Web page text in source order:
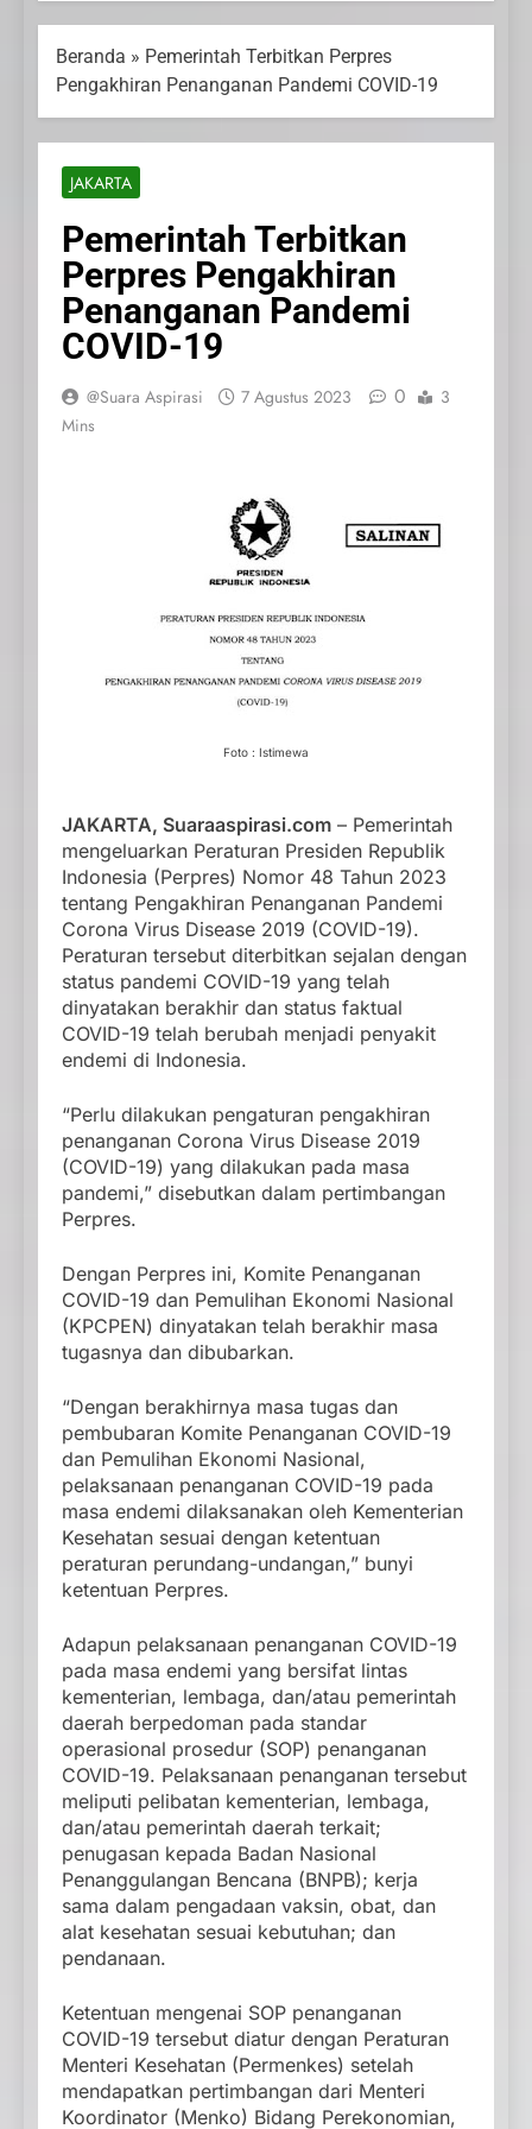
Beranda » Pemerintah Terbitkan Perpres
Pengakhiran Penanganan Pandemi COVID-19
JAKARTA
Pemerintah Terbitkan
Perpres Pengakhiran
Penanganan Pandemi
COVID-19
@Suara Aspirasi 7 Agustus 2023 0
3
Mins
Foto : Istimewa
JAKARTA, Suaraaspirasi.com – Pemerintah
mengeluarkan Peraturan Presiden Republik
Indonesia (Perpres) Nomor 48 Tahun 2023
tentang Pengakhiran Penanganan Pandemi
Corona Virus Disease 2019 (COVID-19).
Peraturan tersebut diterbitkan sejalan dengan
status pandemi COVID-19 yang telah
dinyatakan berakhir dan status faktual
COVID-19 telah berubah menjadi penyakit
endemi di Indonesia.
“Perlu dilakukan pengaturan pengakhiran
penanganan Corona Virus Disease 2019
(COVID-19) yang dilakukan pada masa
pandemi,” disebutkan dalam pertimbangan
Perpres.
Dengan Perpres ini, Komite Penanganan
COVID-19 dan Pemulihan Ekonomi Nasional
(KPCPEN) dinyatakan telah berakhir masa
tugasnya dan dibubarkan.
“Dengan berakhirnya masa tugas dan
pembubaran Komite Penanganan COVID-19
dan Pemulihan Ekonomi Nasional,
pelaksanaan penanganan COVID-19 pada
masa endemi dilaksanakan oleh Kementerian
Kesehatan sesuai dengan ketentuan
peraturan perundang-undangan,” bunyi
ketentuan Perpres.
Adapun pelaksanaan penanganan COVID-19
pada masa endemi yang bersifat lintas
kementerian, lembaga, dan/atau pemerintah
daerah berpedoman pada standar
operasional prosedur (SOP) penanganan
COVID-19. Pelaksanaan penanganan tersebut
meliputi pelibatan kementerian, lembaga,
dan/atau pemerintah daerah terkait;
penugasan kepada Badan Nasional
Penanggulangan Bencana (BNPB); kerja
sama dalam pengadaan vaksin, obat, dan
alat kesehatan sesuai kebutuhan; dan
pendanaan.
Ketentuan mengenai SOP penanganan
COVID-19 tersebut diatur dengan Peraturan
Menteri Kesehatan (Permenkes) setelah
mendapatkan pertimbangan dari Menteri
Koordinator (Menko) Bidang Perekonomian,